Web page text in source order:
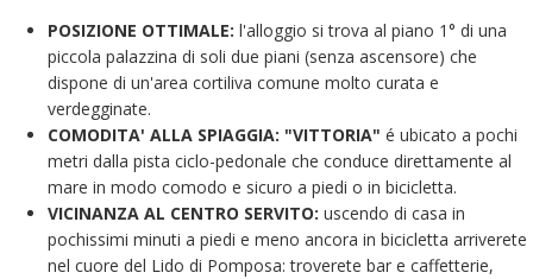
POSIZIONE OTTIMALE: l'alloggio si trova al piano 1° di una
piccola palazzina di soli due piani (senza ascensore) che
dispone di un'area cortiliva comune molto curata e
verdegginate.
COMODITA' ALLA SPIAGGIA: "VITTORIA" é ubicato a pochi
metri dalla pista ciclo-pedonale che conduce direttamente al
mare in modo comodo e sicuro a piedi o in bicicletta.
VICINANZA AL CENTRO SERVITO: uscendo di casa in
pochissimi minuti a piedi e meno ancora in bicicletta arriverete
nel cuore del Lido di Pomposa: troverete bar e caffetterie,